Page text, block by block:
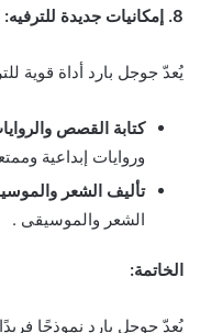
8. إمكانيات جديدة للترفيه:
يُعدّ جوجل بارد أداة قوية
كتابة القصص
وروايات إبداعية
تأليف الشعر
الشعر والموسيقى .
الخاتمة:
يُعدّ جوجل بارد نموذجًا